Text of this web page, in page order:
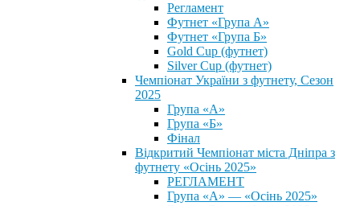
Регламент
Футнет «Група А»
Футнет «Група Б»
Gold Cup (футнет)
Silver Cup (футнет)
Чемпіонат України з футнету, Сезон
2025
Група «А»
Група «Б»
Фінал
Відкритий Чемпіонат міста Дніпра з
футнету «Осінь 2025»
РЕГЛАМЕНТ
Група «А» — «Осінь 2025»